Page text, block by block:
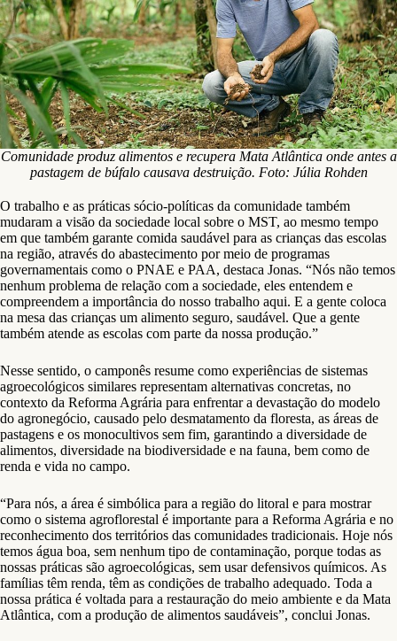
Comunidade produz alimentos e recupera Mata Atlântica onde antes a
pastagem de búfalo causava destruição. Foto: Júlia Rohden
O trabalho e as práticas sócio-políticas da comunidade também
mudaram a visão da sociedade local sobre o MST, ao mesmo tempo
em que também garante comida saudável para as crianças das escolas
na região, através do abastecimento por meio de programas
governamentais como o PNAE e PAA, destaca Jonas. “Nós não temos
nenhum problema de relação com a sociedade, eles entendem e
compreendem a importância do nosso trabalho aqui. E a gente coloca
na mesa das crianças um alimento seguro, saudável. Que a gente
também atende as escolas com parte da nossa produção.”
Nesse sentido, o camponês resume como experiências de sistemas
agroecológicos similares representam alternativas concretas, no
contexto da Reforma Agrária para enfrentar a devastação do modelo
do agronegócio, causado pelo desmatamento da floresta, as áreas de
pastagens e os monocultivos sem fim, garantindo a diversidade de
alimentos, diversidade na biodiversidade e na fauna, bem como de
renda e vida no campo.
“Para nós, a área é simbólica para a região do litoral e para mostrar
como o sistema agroflorestal é importante para a Reforma Agrária e no
reconhecimento dos territórios das comunidades tradicionais. Hoje nós
temos água boa, sem nenhum tipo de contaminação, porque todas as
nossas práticas são agroecológicas, sem usar defensivos químicos. As
famílias têm renda, têm as condições de trabalho adequado. Toda a
nossa prática é voltada para a restauração do meio ambiente e da Mata
Atlântica, com a produção de alimentos saudáveis”, conclui Jonas.